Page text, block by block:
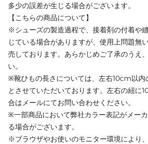
多少の誤差が生じる場合がございます。
【こちらの商品について】
※シューズの製造過程で、接着剤の付着や
じている場合がありますが、使用上問題無
売しております。あらかじめご了承のうえ
い。
※靴ひもの長さについては、左右10cm以内
とさせていただいております。左右の紐に
合はメールにてお問い合わせください。
※一部商品において弊社カラー表記がメー
る場合がございます。
※ブラウザやお使いのモニター環境により